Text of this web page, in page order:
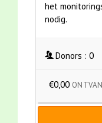
het
nodig.
Donors : 0
€0,00